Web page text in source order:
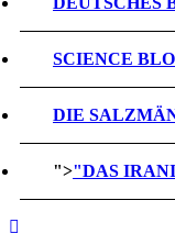
SCIENCE
DIE
">"DAS